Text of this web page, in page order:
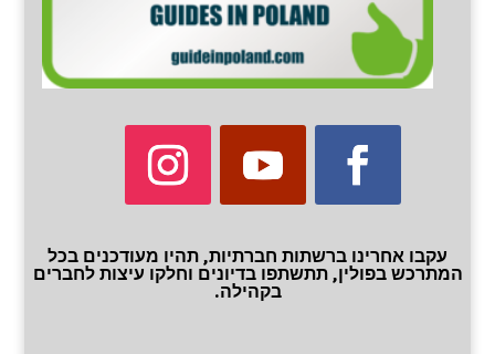
עקבו אחרינו ברשתות חברתיות, תהיו מעודכנים בכל
המתרכש בפולין, תתשתפו בדיונים וחלקו עיצות לחברים
בקהילה.